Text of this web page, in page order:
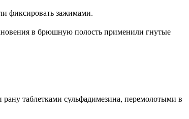
фиксировать зажимами.
в брюшную полость применили гнутые
таблетками сульфадимезина, перемолотыми в